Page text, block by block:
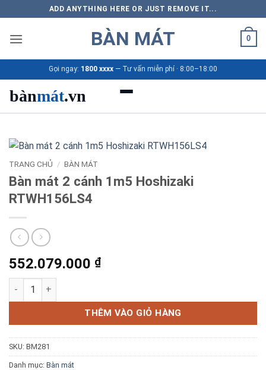
qua
nội
ADD ANYTHING HERE OR JUST REMOVE IT...
BÀN MÁT 0
Gọi ngay: 1800 xxxx — Tư vấn miễn phí · 8:00–18:00
bànmát.vn
Sản phẩm
Thương hiệu
Bảng giá 2026
Ứng dụng
Blog kiến thức
TRANG CHỦ / BÀN MÁT
Bàn mát 2 cánh 1m5 Hoshizaki
RTWH156LS4
552.079.000 ₫
Bàn mát 2 cánh 1m5 Hoshizaki RTWH156LS4 số lượng
THÊM VÀO GIỎ HÀNG
SKU: BM281
Danh mục: Bàn mát